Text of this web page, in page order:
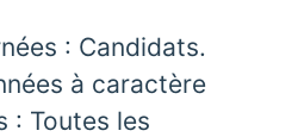
: Candidats.
à caractère
: Toutes les